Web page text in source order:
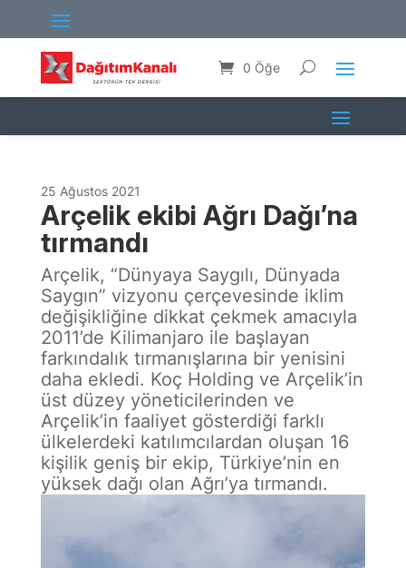
0 Öğe
25 Ağustos 2021
Arçelik ekibi Ağrı Dağı’na
tırmandı
Arçelik, “Dünyaya Saygılı, Dünyada
Saygın” vizyonu çerçevesinde iklim
değişikliğine dikkat çekmek amacıyla
2011’de Kilimanjaro ile başlayan
farkındalık tırmanışlarına bir yenisini
daha ekledi. Koç Holding ve Arçelik’in
üst düzey yöneticilerinden ve
Arçelik’in faaliyet gösterdiği farklı
ülkelerdeki katılımcılardan oluşan 16
kişilik geniş bir ekip, Türkiye’nin en
yüksek dağı olan Ağrı’ya tırmandı.